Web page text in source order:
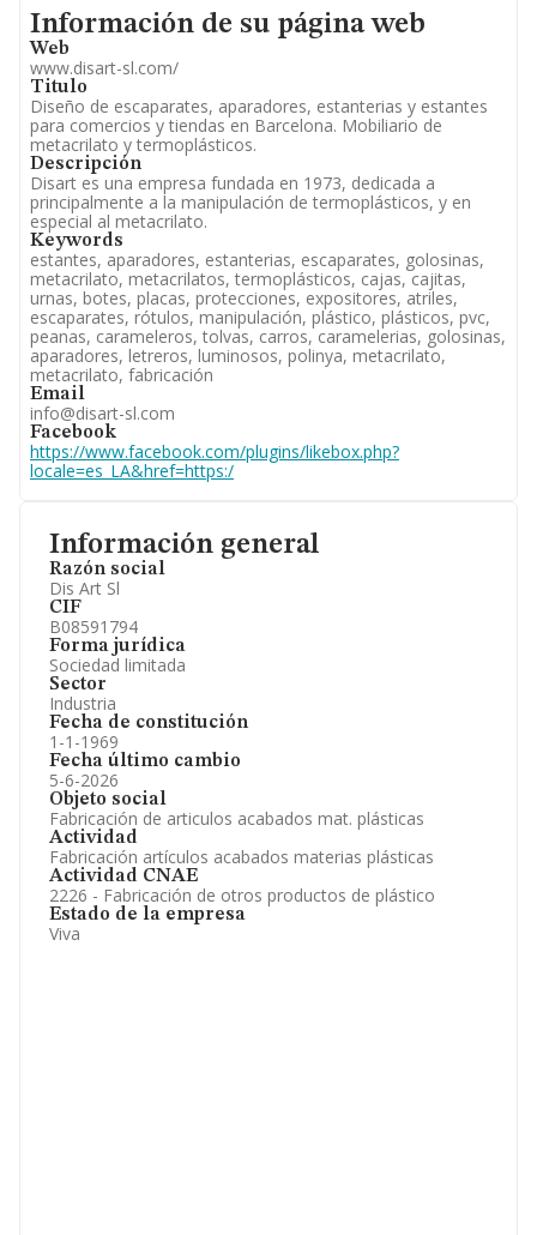
Información general
Razón social
Dis Art Sl
CIF
B08591794
Forma jurídica
Sociedad limitada
Sector
Industria
Fecha de constitución
1-1-1969
Fecha último cambio
5-6-2026
Objeto social
Fabricación de articulos acabados mat. plásticas
Actividad
Fabricación artículos acabados materias plásticas
Actividad CNAE
2226 - Fabricación de otros productos de plástico
Estado de la empresa
Viva
Informacion de su página web
Información de su página web
Web
www.disart-sl.com/
Titulo
Diseño de escaparates, aparadores, estanterias y estantes
para comercios y tiendas en Barcelona. Mobiliario de
metacrilato y termoplásticos.
Descripción
Disart es una empresa fundada en 1973, dedicada a
principalmente a la manipulación de termoplásticos, y en
especial al metacrilato.
Keywords
estantes, aparadores, estanterias, escaparates, golosinas,
metacrilato, metacrilatos, termoplásticos, cajas, cajitas,
urnas, botes, placas, protecciones, expositores, atriles,
escaparates, rótulos, manipulación, plástico, plásticos, pvc,
peanas, carameleros, tolvas, carros, caramelerias, golosinas,
aparadores, letreros, luminosos, polinya, metacrilato,
metacrilato, fabricación
Email
info@disart-sl.com
Facebook
https://www.facebook.com/plugins/likebox.php?
locale=es_LA&href=https:/